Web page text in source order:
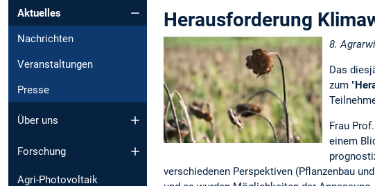
Aktuelles
Nachrichten
Veranstaltungen
Presse
Über uns
Forschung
Agri-Photovoltaik
Herausforderung
8.
Das
zum "
Frau
einem
verschiedenen Perspektiven (Pflanzenbau